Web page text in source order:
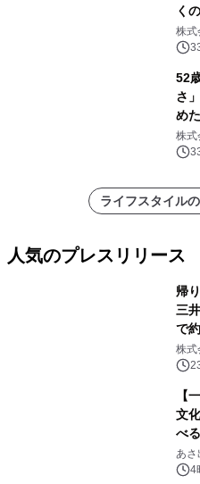
く
ー
株式
52
さ
めた
株式
ライフスタイル
人気のプレスリリース
帰
三
で
メ
株式
【
文
べ
養
（
あさ
4